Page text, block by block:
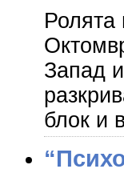
Ролята
Запад
блок и